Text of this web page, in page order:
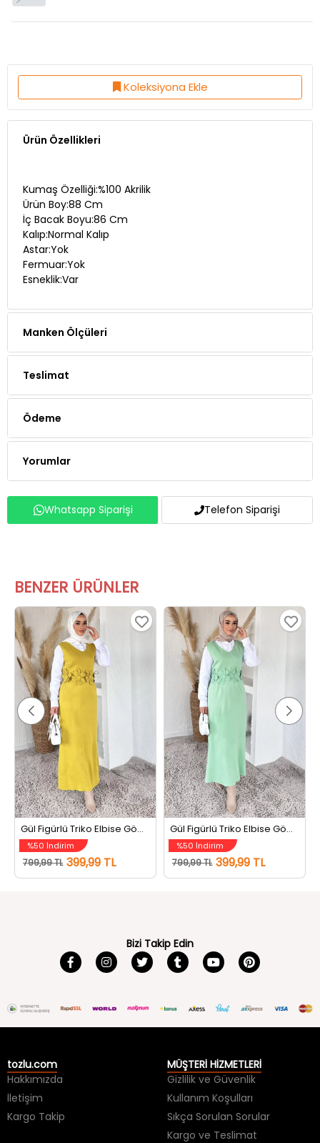
Koleksiyona Ekle
Ürün Özellikleri
Ürün Boy:88 Cm
İç Bacak Boyu:86 Cm
Kalıp:Normal Kalıp
Astar:Yok
Fermuar:Yok
Esneklik:Var
Manken Ölçüleri
Teslimat
Ödeme
Yorumlar
Gül Figürlü Triko Elbise Gömlek Tesettür İkili Takım Yağyeşili
%50 İndirim
799,99 TL 399,99 TL
Gül Figürlü Triko Elbise Gömlek Tesettür İkili Takım Mint
%50 İndirim
799,99 TL 399,99 TL
Hakkımızda
İletişim
Kargo Takip
Gizlilik ve Güvenlik
Kullanım Koşulları
Sıkça Sorulan Sorular
Kargo ve Teslimat
İade ve Değişim